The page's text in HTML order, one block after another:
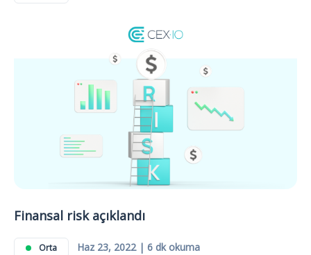
Finansal risk açıklandı
Orta Haz 23, 2022 | 6 dk okuma